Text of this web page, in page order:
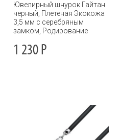
Ювелирный шнурок Гайтан
черный, Плетеная Экокожа
3,5 мм с серебряным
замком, Родирование
1 230 Р